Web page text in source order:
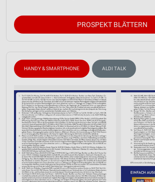
PROSPEKT BLÄTTERN
HANDY & SMARTPHONE ALDI TALK